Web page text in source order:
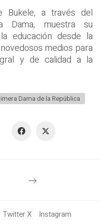
Bukele, a través del
Dama, muestra su
educación desde la
medios para
y de calidad a la
Dama de la República
Twitter X Instagram